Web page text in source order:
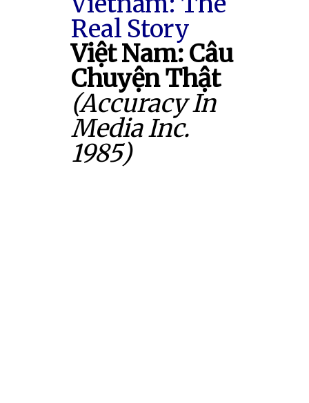
Real Story
Việt Nam: Câu
Chuyện Thật
(Accuracy In
Media Inc.
1985)